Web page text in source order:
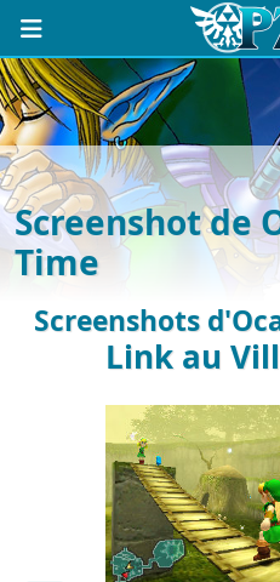
Screenshot de
Time
Screenshots
Link au